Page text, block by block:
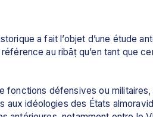
a fait l’objet d’une étude
au ribāṭ qu’en tant que
fonctions défensives ou
idéologies des États